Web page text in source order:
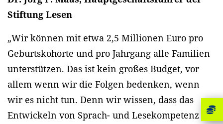
Stiftung Lesen
„Wir können mit etwa 2,5 Millionen Euro pro
Geburtskohorte und pro Jahrgang alle Familien
unterstützen. Das ist kein großes Budget, vor
allem wenn wir die Folgen bedenken, wenn
wir es nicht tun. Denn wir wissen, dass das
Entwickeln von Sprach- und Lesekompetenz